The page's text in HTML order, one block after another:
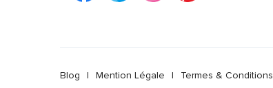
Blog | Mention Légale | Termes & Conditions